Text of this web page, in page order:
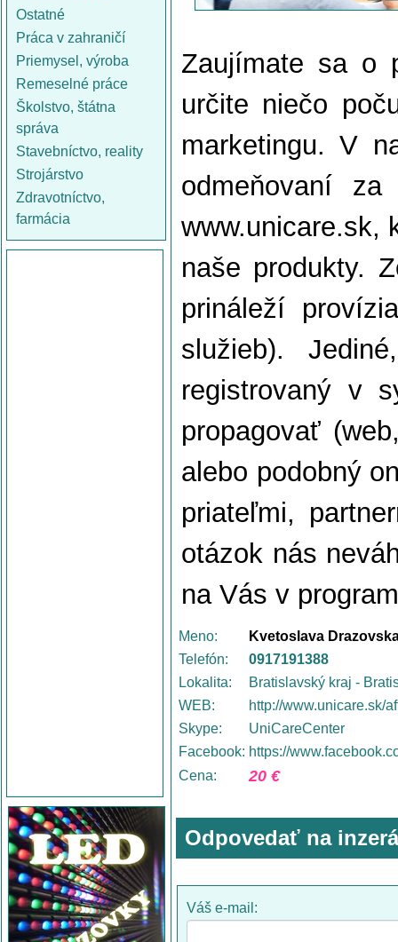
Ostatné
Práca v zahraničí
Priemysel, výroba
Remeselné práce
Školstvo, štátna
správa
Stavebníctvo, reality
Strojárstvo
Zdravotníctvo,
farmácia
Zaujímate sa o
určite niečo
marketingu. V
odmeňovaní
www.unicare.sk,
naše produkty.
prináleží
služieb).
registrovaný v
propagovať
alebo podobný
priateľmi,
otázok nás
na Vás v
Meno:
Kvetoslava
Telefón:
0917191388
Lokalita:
Bratislavský kraj -
WEB:
http://www.unicare.sk/
Skype:
UniCareCenter
Facebook: https://
Cena:
20 €
Odpovedať na
Váš e-mail: